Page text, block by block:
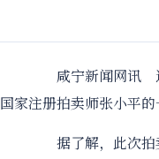
咸宁新闻网讯 通
国家注册拍卖师张小平
据了解，此次拍